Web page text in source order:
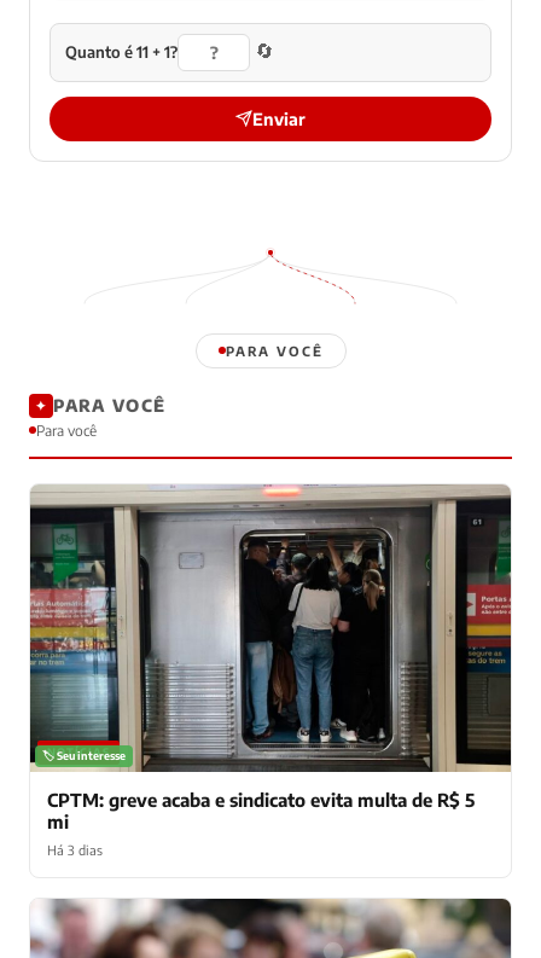
Quanto é 11 + 1? 🔄
Enviar
PARA VOCÊ
✦ PARA VOCÊ
Para você
NOTÍCIAS
🏷️ Seu interesse
CPTM: greve acaba e sindicato evita multa de R$ 5
mi
Há 3 dias